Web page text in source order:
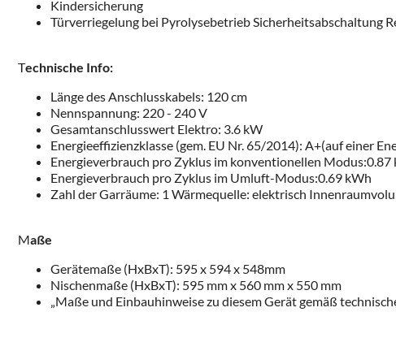
Kindersicherung
Türverriegelung bei Pyrolysebetrieb Sicherheitsabschaltung
Technische Info:
Länge des Anschlusskabels: 120 cm
Nennspannung: 220 - 240 V
Gesamtanschlusswert Elektro: 3.6 kW
Energieeffizienzklasse (gem. EU Nr. 65/2014): A+(auf einer
Energieverbrauch pro Zyklus im konventionellen Modus:0.87
Energieverbrauch pro Zyklus im Umluft-Modus:0.69 kWh
Zahl der Garräume: 1 Wärmequelle: elektrisch
Maße
Gerätemaße (HxBxT): 595 x 594 x 548mm
Nischenmaße (HxBxT): 595 mm x 560 mm x 550 mm
„Maße und Einbauhinweise zu diesem Gerät gemäß